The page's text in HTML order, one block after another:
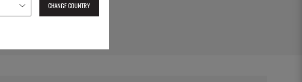
artikelnummer:Z-020250
CHANGE COUNTRY